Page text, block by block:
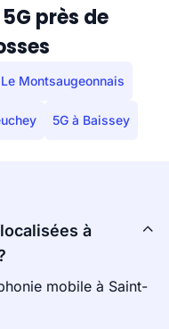
près de
Le Montsaugeonnais
5G à Baissey
à
mobile à Saint-